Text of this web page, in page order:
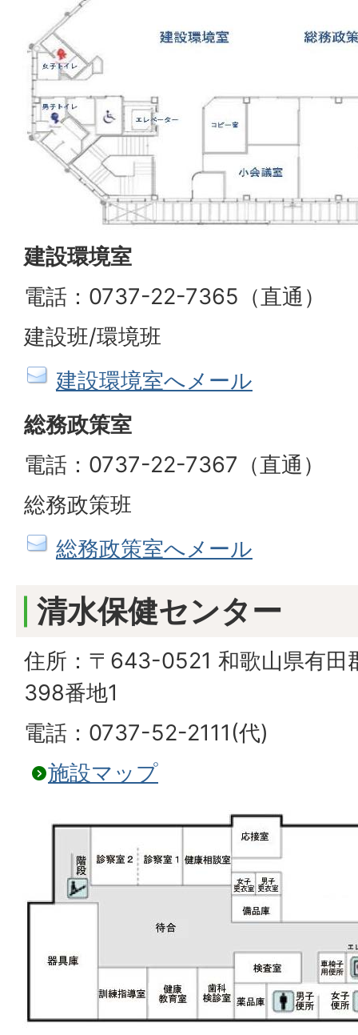
建設環境室
電話：0737-22-7365（直通）
建設班/環境班
建設環境室へメール
総務政策室
電話：0737-22-7367（直通）
総務政策班
総務政策室へメール
清水保健センター
住所：〒643-0521 和歌山県有田
398番地1
電話：0737-52-2111(代)
施設マップ